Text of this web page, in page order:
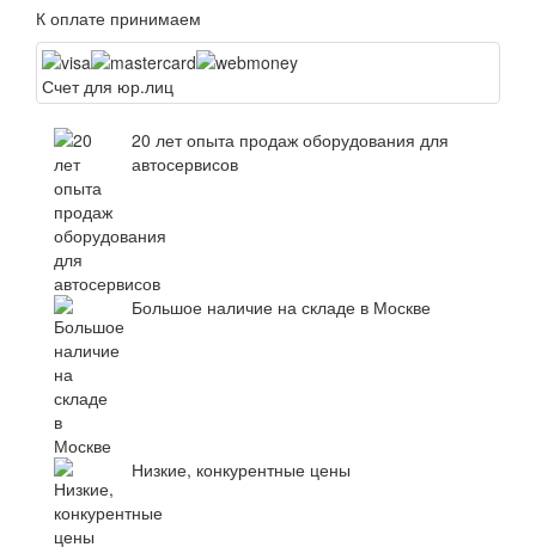
К оплате принимаем
Счет для юр.лиц
20 лет опыта продаж оборудования для
автосервисов
Большое наличие на складе в Москве
Низкие, конкурентные цены